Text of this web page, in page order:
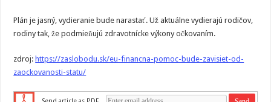
Plán je jasný, vydieranie bude narastať. Už aktuálne vydierajú rodičov,
rodiny tak, že podmieňujú zdravotnícke výkony očkovaním.
zdroj: https://zaslobodu.sk/eu-financna-pomoc-bude-zavisiet-od-
zaockovanosti-statu/